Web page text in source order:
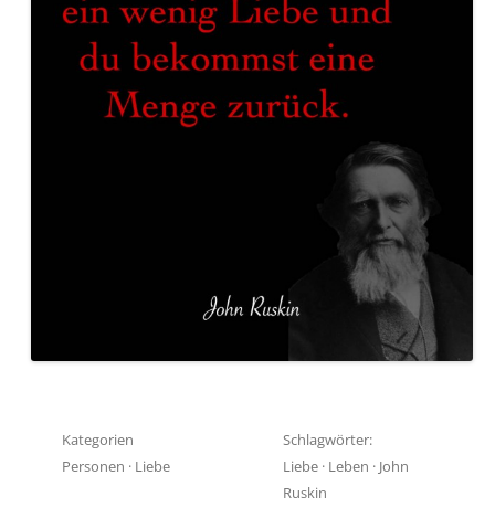
Kategorien
Personen · Liebe
Schlagwörter:
Liebe · Leben · John
Ruskin